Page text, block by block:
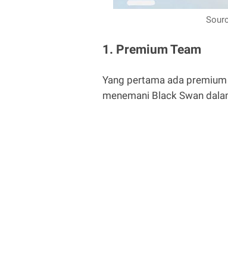
1. Premium Team
Yang pertama ada
menemani Black Swan